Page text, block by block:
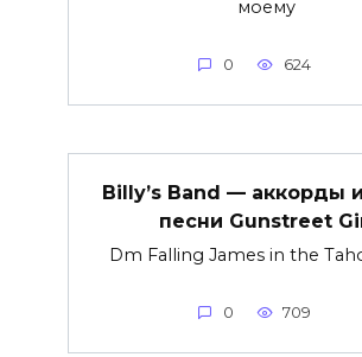
моему
0 624
Billy’s Band — аккорды
песни Gunstreet
Dm Falling James in the
0 709